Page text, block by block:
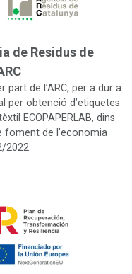
de Residus de
part de l’ARC, per a dur a
per obtenció d’etiquetes
ECOPAPERLAB, dins
foment de l’economia
2022.